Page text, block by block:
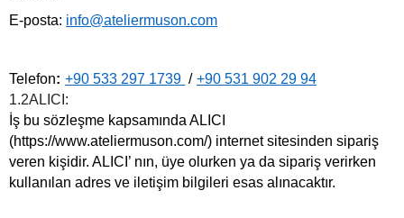
E-posta: info@ateliermuson.com
Telefon: +90 533 297 1739 / +90 531 902 29 94
1.2ALICI:
İş bu sözleşme kapsamında ALICI
(https://www.ateliermuson.com/) internet sitesinden sipariş
veren kişidir. ALICI’ nın, üye olurken ya da sipariş verirken
kullanılan adres ve iletişim bilgileri esas alınacaktır.